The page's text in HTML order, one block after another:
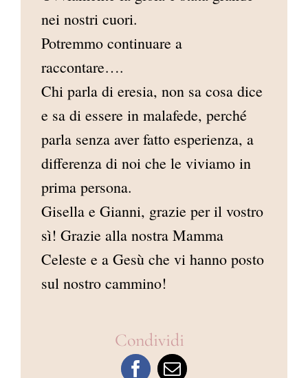
nei nostri cuori.
Potremmo continuare a
raccontare….
Chi parla di eresia, non sa cosa dice
e sa di essere in malafede, perché
parla senza aver fatto esperienza, a
differenza di noi che le viviamo in
prima persona.
Gisella e Gianni, grazie per il vostro
sì! Grazie alla nostra Mamma
Celeste e a Gesù che vi hanno posto
sul nostro cammino!
Condividi